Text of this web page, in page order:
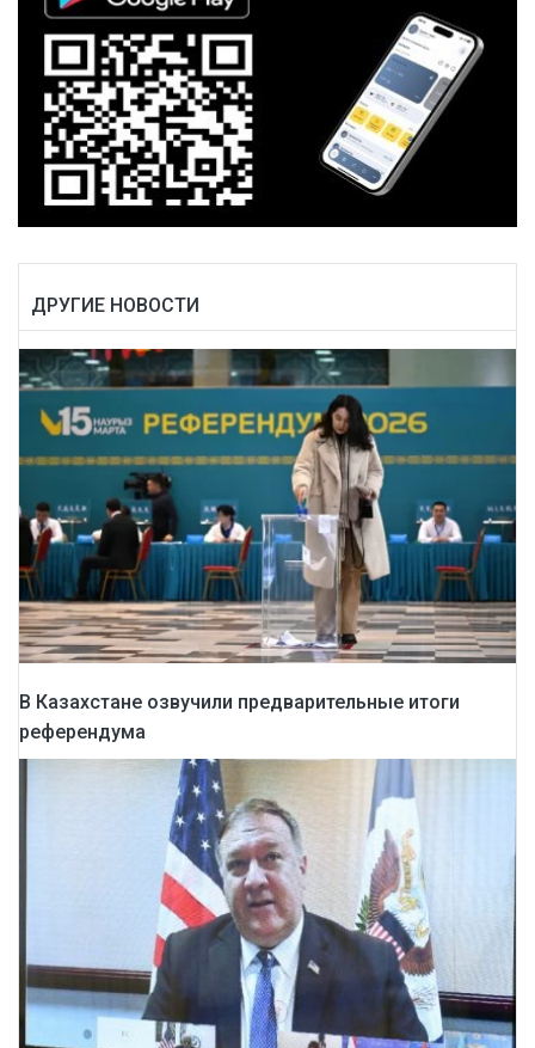
ДРУГИЕ НОВОСТИ
В Казахстане озвучили предварительные итоги
референдума